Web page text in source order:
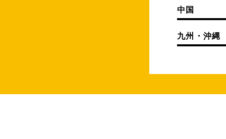
中国
九州・沖縄